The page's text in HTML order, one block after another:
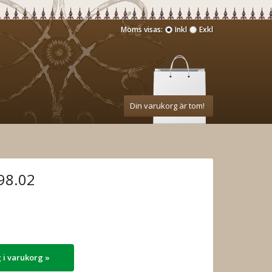
Din varukorg är tom!
Moms visas: Inkl Exkl
i varukorg »